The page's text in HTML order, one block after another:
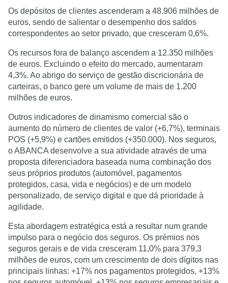
Os depósitos de clientes ascenderam a 48.906 milhões de
euros, sendo de salientar o desempenho dos saldos
correspondentes ao setor privado, que cresceram 0,6%.
Os recursos fora de balanço ascendem a 12.350 milhões
de euros. Excluindo o efeito do mercado, aumentaram
4,3%. Ao abrigo do serviço de gestão discricionária de
carteiras, o banco gere um volume de mais de 1.200
milhões de euros.
Outros indicadores de dinamismo comercial são o
aumento do número de clientes de valor (+6,7%), terminais
POS (+5,9%) e cartões emitidos (+350.000). Nos seguros,
o ABANCA desenvolve a sua atividade através de uma
proposta diferenciadora baseada numa combinação dos
seus próprios produtos (automóvel, pagamentos
protegidos, casa, vida e negócios) e de um modelo
personalizado, de serviço digital e que dá prioridade à
agilidade.
Esta abordagem estratégica está a resultar num grande
impulso para o negócio dos seguros. Os prémios nos
seguros gerais e de vida cresceram 11,0% para 379,3
milhões de euros, com um crescimento de dois dígitos nas
principais linhas: +17% nos pagamentos protegidos, +13%